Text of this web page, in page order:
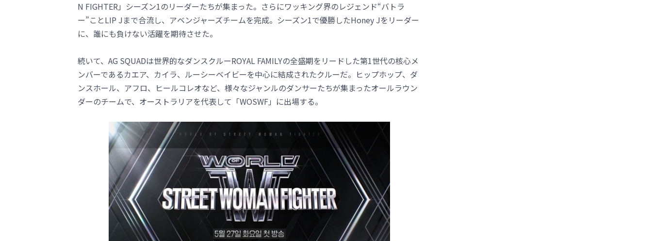
N FIGHTER」シーズン1のリーダーたちが集まった。さらにワッキング界のレジェンド“バトラ
ー”ことLIP Jまで合流し、アベンジャーズチームを完成。シーズン1で優勝したHoney Jをリーダー
に、誰にも負けない活躍を期待させた。
続いて、AG SQUADは世界的なダンスクルーROYAL FAMILYの全盛期をリードした第1世代の核心メ
ンバーであるカエア、カイラ、ルーシーベイビーを中心に結成されたクルーだ。ヒップホップ、ダ
ンスホール、アフロ、ヒールコレオなど、様々なジャンルのダンサーたちが集まったオールラウン
ダーのチームで、オーストラリアを代表して「WOSWF」に出場する。